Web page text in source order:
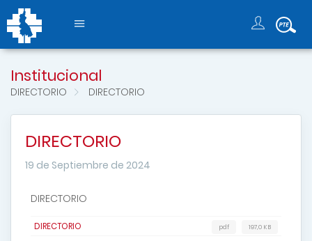
Institucional
DIRECTORIO DIRECTORIO
DIRECTORIO
19 de Septiembre de 2024
DIRECTORIO
DIRECTORIO 197,0 KB
pdf